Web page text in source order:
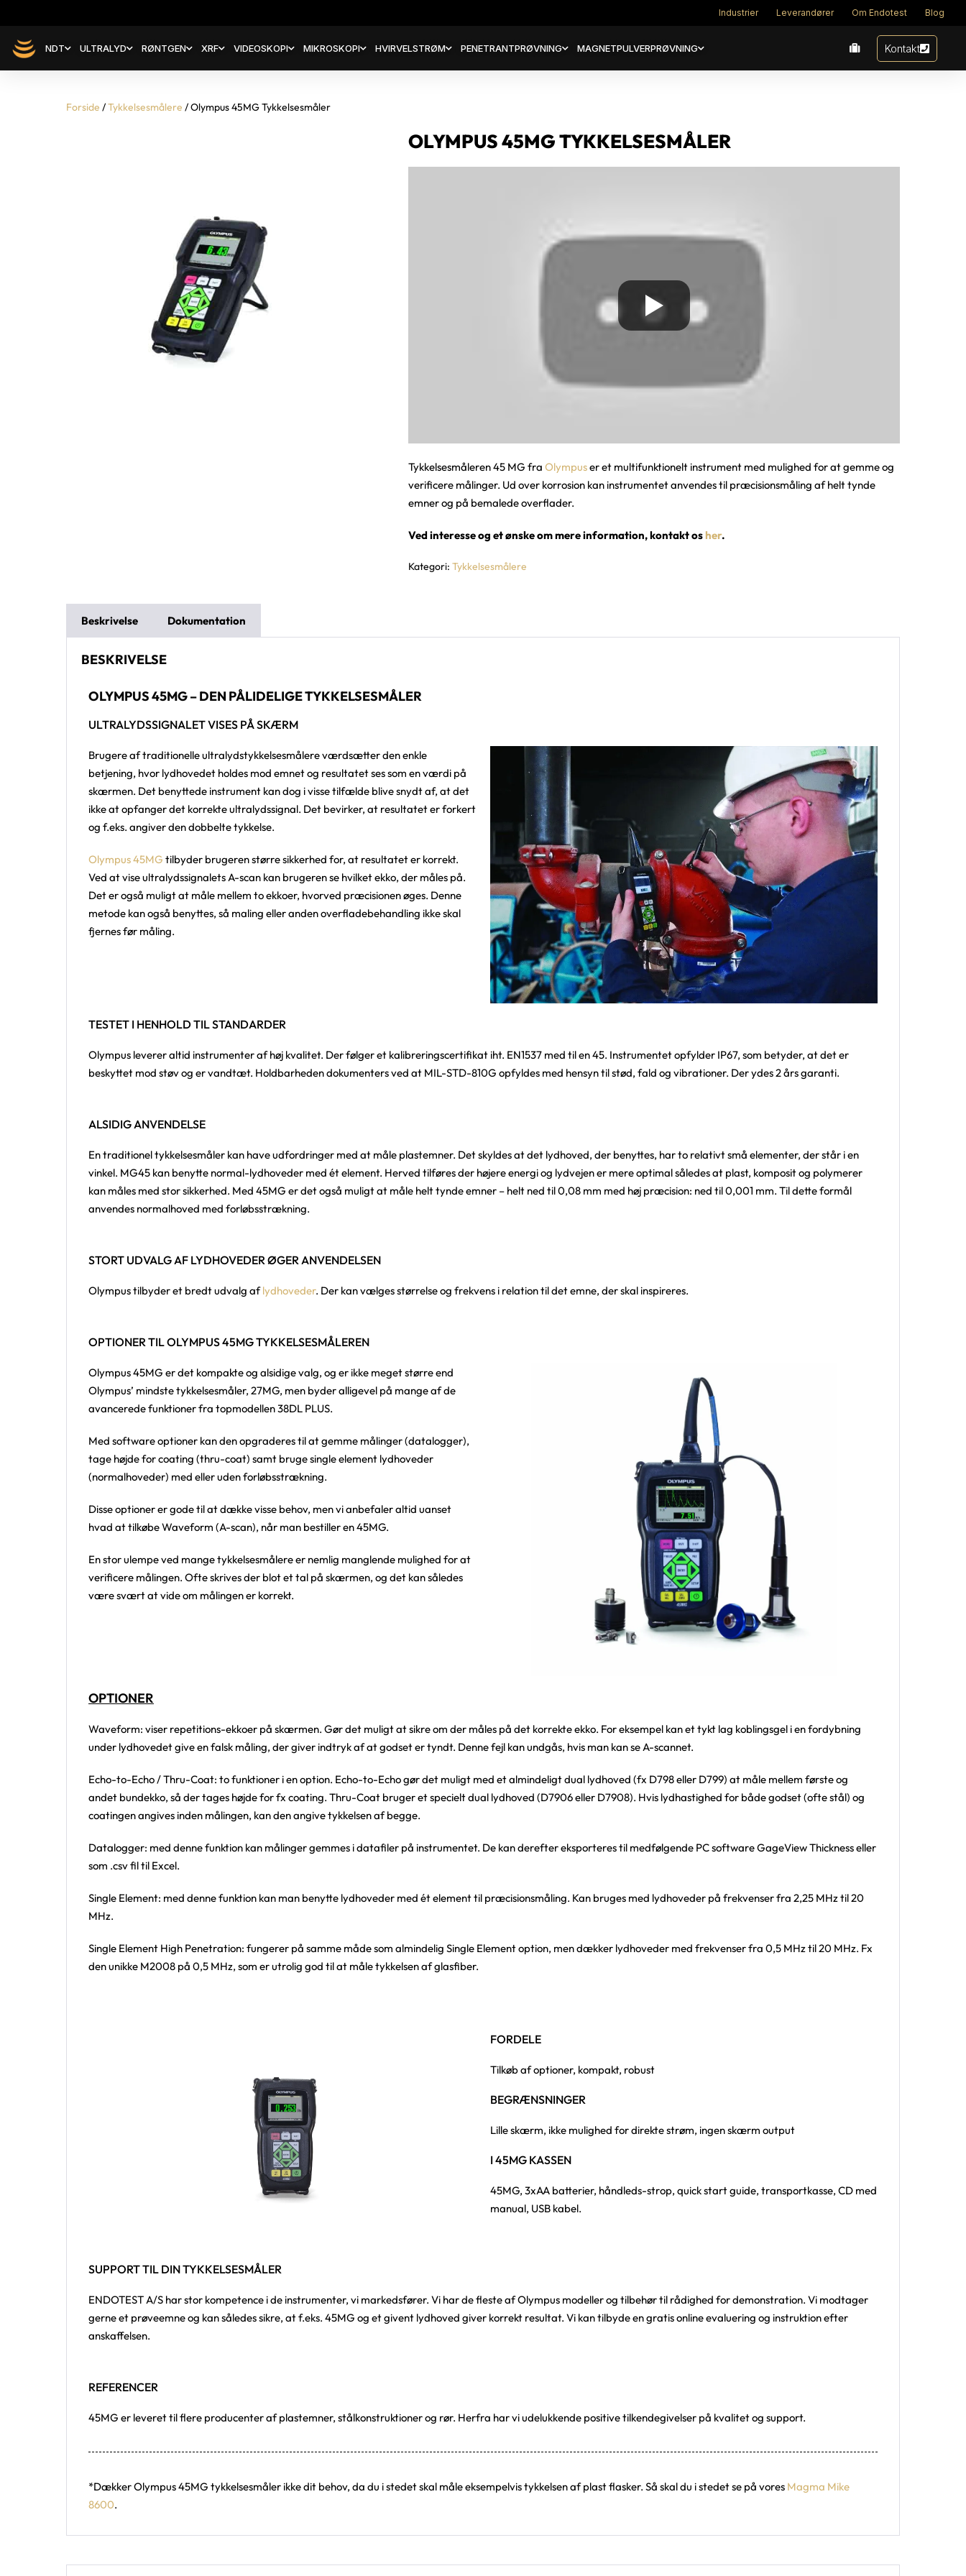
Industrier Leverandører Om Endotest Blog
NDT ULTRALYD RØNTGEN XRF VIDEOSKOPI MIKROSKOPI HVIRVELSTRØM PENETRANTPRØVNING MAGNETPULVERPRØVNING Kontakt
Forside /Tykkelsesmålere / Olympus 45MG Tykkelsesmåler
OLYMPUS 45MG TYKKELSESMÅLER
Tykkelsesmåleren 45 MG fra Olympuser et multifunktionelt instrument med mulighed for at gemme og
verificere målinger. Ud over korrosion kan instrumentet anvendes til præcisionsmåling af helt tynde
emner og på bemalede overflader.
Ved interesse og et ønske om mere information, kontakt osher.
Kategori: Tykkelsesmålere
Beskrivelse Dokumentation
BESKRIVELSE
OLYMPUS 45MG – DEN PÅLIDELIGE TYKKELSESMÅLER
ULTRALYDSSIGNALET VISES PÅ SKÆRM
Brugere af traditionelle ultralydstykkelsesmålere værdsætter den enkle
betjening, hvor lydhovedet holdes mod emnet og resultatet ses som en værdi på
skærmen. Det benyttede instrument kan dog i visse tilfælde blive snydt af, at det
ikke at opfanger det korrekte ultralydssignal. Det bevirker, at resultatet er forkert
og f.eks. angiver den dobbelte tykkelse.
Olympus 45MG tilbyder brugeren større sikkerhed for, at resultatet er korrekt.
Ved at vise ultralydssignalets A-scan kan brugeren se hvilket ekko, der måles på.
Det er også muligt at måle mellem to ekkoer, hvorved præcisionen øges. Denne
metode kan også benyttes, så maling eller anden overfladebehandling ikke skal
fjernes før måling.
TESTET I HENHOLD TIL STANDARDER
Olympus leverer altid instrumenter af høj kvalitet. Der følger et kalibreringscertifikat iht. EN1537 med til en 45. Instrumentet opfylder IP67, som betyder, at det er
beskyttet mod støv og er vandtæt. Holdbarheden dokumenters ved at MIL-STD-810G opfyldes med hensyn til stød, fald og vibrationer. Der ydes 2 års garanti.
ALSIDIG ANVENDELSE
En traditionel tykkelsesmåler kan have udfordringer med at måle plastemner. Det skyldes at det lydhoved, der benyttes, har to relativt små elementer, der står i en
vinkel. MG45 kan benytte normal-lydhoveder med ét element. Herved tilføres der højere energi og lydvejen er mere optimal således at plast, komposit og polymerer
kan måles med stor sikkerhed. Med 45MG er det også muligt at måle helt tynde emner – helt ned til 0,08 mm med høj præcision: ned til 0,001 mm. Til dette formål
anvendes normalhoved med forløbsstrækning.
STORT UDVALG AF LYDHOVEDER ØGER ANVENDELSEN
Olympus tilbyder et bredt udvalg aflydhoveder. Der kan vælges størrelse og frekvens i relation til det emne, der skal inspireres.
OPTIONER TIL OLYMPUS 45MG TYKKELSESMÅLEREN
Olympus 45MG er det kompakte og alsidige valg, og er ikke meget større end
Olympus’ mindste tykkelsesmåler, 27MG, men byder alligevel på mange af de
avancerede funktioner fra topmodellen 38DL PLUS.
Med software optioner kan den opgraderes til at gemme målinger (datalogger),
tage højde for coating (thru-coat) samt bruge single element lydhoveder
(normalhoveder) med eller uden forløbsstrækning.
Disse optioner er gode til at dække visse behov, men vi anbefaler altid uanset
hvad at tilkøbe Waveform (A-scan), når man bestiller en 45MG.
En stor ulempe ved mange tykkelsesmålere er nemlig manglende mulighed for at
verificere målingen. Ofte skrives der blot et tal på skærmen, og det kan således
være svært at vide om målingen er korrekt.
OPTIONER
Waveform: viser repetitions-ekkoer på skærmen. Gør det muligt at sikre om der måles på det korrekte ekko. For eksempel kan et tykt lag koblingsgel i en fordybning
under lydhovedet give en falsk måling, der giver indtryk af at godset er tyndt. Denne fejl kan undgås, hvis man kan se A-scannet.
Echo-to-Echo / Thru-Coat: to funktioner i en option. Echo-to-Echo gør det muligt med et almindeligt dual lydhoved (fx D798 eller D799) at måle mellem første og
andet bundekko, så der tages højde for fx coating. Thru-Coat bruger et specielt dual lydhoved (D7906 eller D7908). Hvis lydhastighed for både godset (ofte stål) og
coatingen angives inden målingen, kan den angive tykkelsen af begge.
Datalogger: med denne funktion kan målinger gemmes i datafiler på instrumentet. De kan derefter eksporteres til medfølgende PC software GageView Thickness eller
som .csv fil til Excel.
Single Element: med denne funktion kan man benytte lydhoveder med ét element til præcisionsmåling. Kan bruges med lydhoveder på frekvenser fra 2,25 MHz til 20
MHz.
Single Element High Penetration: fungerer på samme måde som almindelig Single Element option, men dækker lydhoveder med frekvenser fra 0,5 MHz til 20 MHz. Fx
den unikke M2008 på 0,5 MHz, som er utrolig god til at måle tykkelsen af glasfiber.
FORDELE
Tilkøb af optioner, kompakt, robust
BEGRÆNSNINGER
Lille skærm, ikke mulighed for direkte strøm, ingen skærm output
I 45MG KASSEN
45MG, 3xAA batterier, håndleds-strop, quick start guide, transportkasse, CD med
manual, USB kabel.
SUPPORT TIL DIN TYKKELSESMÅLER
ENDOTEST A/S har stor kompetence i de instrumenter, vi markedsfører. Vi har de fleste af Olympus modeller og tilbehør til rådighed for demonstration. Vi modtager
gerne et prøveemne og kan således sikre, at f.eks. 45MG og et givent lydhoved giver korrekt resultat. Vi kan tilbyde en gratis online evaluering og instruktion efter
anskaffelsen.
REFERENCER
45MG er leveret til flere producenter af plastemner, stålkonstruktioner og rør. Herfra har vi udelukkende positive tilkendegivelser på kvalitet og support.
*Dækker Olympus 45MG tykkelsesmåler ikke dit behov, da du i stedet skal måle eksempelvis tykkelsen af plast flasker. Så skal du i stedet se på vores Magma Mike
8600.